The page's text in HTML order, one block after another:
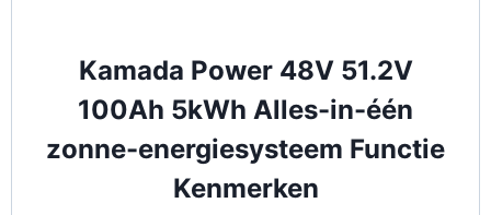
Kamada Power 48V 51.2V
100Ah 5kWh Alles-in-één
zonne-energiesysteem Functie
Kenmerken